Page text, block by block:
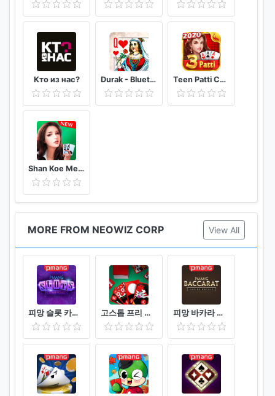
Кто из нас? Durak - Bluetooth Teen Patti Comfun-Indian 3 Patti Card Game Online
Shan Koe Mee - Sea Club
MORE FROM NEOWIZ CORP View All
피망 슬롯 카지노 로얄 고스톱 프리 무료 맞고 혼자 치는 화투게임 피망 바카라 카지노 로얄